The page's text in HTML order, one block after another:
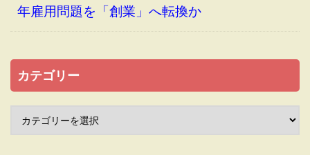
年雇用問題を「創業」へ転換か
カテゴリー